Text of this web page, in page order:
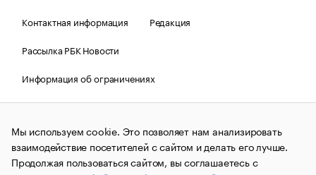
Контактная информация
Редакция
Рассылка РБК Новости
Информация об ограничениях
Правовая информация
О соблюдении авторских прав
© АО «РОСБИЗНЕСКОНСАЛТИНГ»,1995–2026.Сообщения
и материалы информационного агентства «РБК»
(зарегистрировано Федеральной службой по надзору в сфере
связи, информационных технологий и массовых
Мы используем cookie. Это позволяет нам анализировать
взаимодействие посетителей с сайтом и делать его лучше.
Продолжая пользоваться сайтом, вы соглашаетесь с